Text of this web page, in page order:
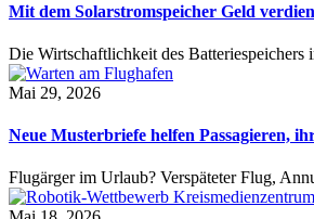
Mit dem Solarstromspeicher Geld
Die Wirtschaftlichkeit des
Mai 29, 2026
Neue Musterbriefe helfen Passagieren,
Flugärger im Urlaub? Verspäteter Flug,